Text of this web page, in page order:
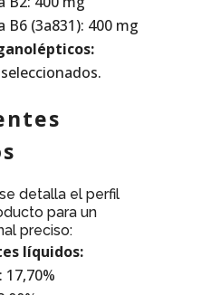
B6 (3a831): 400 mg
detalla el perfil
para un
preciso:
líquidos: